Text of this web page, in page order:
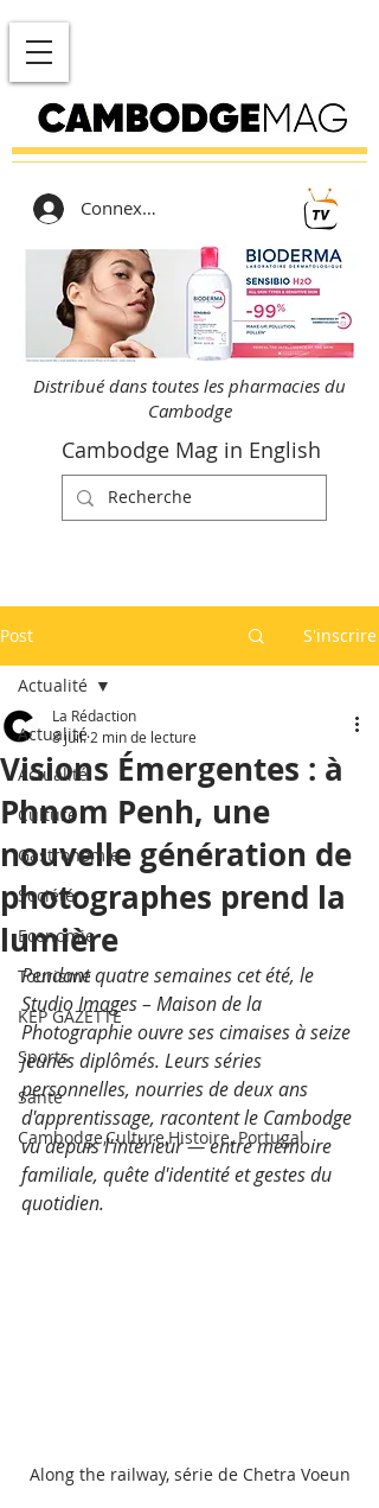
Connexion
Distribué dans toutes les pharmacies du
Cambodge
Cambodge Mag in English
Post S'inscrire
Actualité
Actualité
Culture
Gastronomie
Société
Economie
Tourisme
KEP GAZETTE
Sports
Santé
Cambodge,Culture,Histoire, Portugal
Actualité
Visions Émergentes : à
Phnom Penh, une
nouvelle génération de
photographes prend la
lumière
La Rédaction
8 juil. 2 min de lecture
Pendant quatre semaines cet été, le
Studio Images – Maison de la
Photographie ouvre ses cimaises à seize
jeunes diplômés. Leurs séries
personnelles, nourries de deux ans
d'apprentissage, racontent le Cambodge
vu depuis l'intérieur — entre mémoire
familiale, quête d'identité et gestes du
quotidien.
Along the railway, série de Chetra Voeun